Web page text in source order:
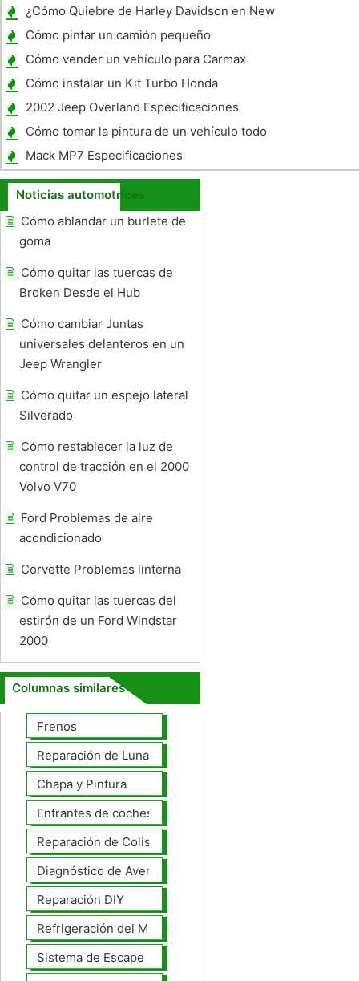
llave
¿Cómo Quiebre de Harley Davidson en New
Motors?
Cómo pintar un camión pequeño
Cómo vender un vehículo para Carmax
Cómo instalar un Kit Turbo Honda
2002 Jeep Overland Especificaciones
Cómo tomar la pintura de un vehículo todo
terreno Casco
Mack MP7 Especificaciones
Noticias automotrices
Cómo ablandar un burlete de
goma
Cómo quitar las tuercas de
Broken Desde el Hub
Cómo cambiar Juntas
universales delanteros en un
Jeep Wrangler
Cómo quitar un espejo lateral
Silverado
Cómo restablecer la luz de
control de tracción en el 2000
Volvo V70
Ford Problemas de aire
acondicionado
Corvette Problemas linterna
Cómo quitar las tuercas del
estirón de un Ford Windstar
2000
Columnas similares
Frenos
Reparación de Lunas
Chapa y Pintura
Entrantes de coches
Reparación de Colisiones
Diagnóstico de Averías
Reparación DIY
Refrigeración del Motor
Sistema de Escape